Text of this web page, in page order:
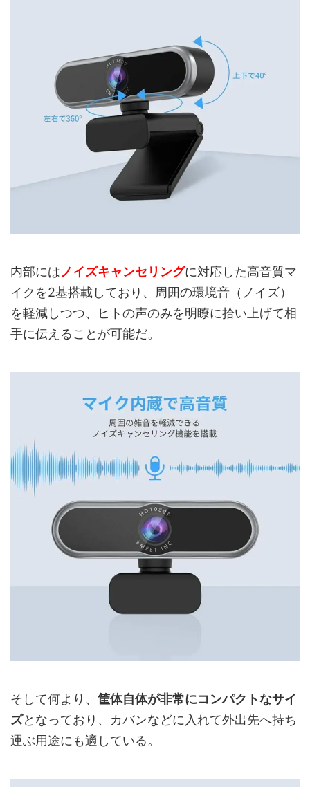
内部には ノイズキャンセリングに対応した高音質マ
イクを2基搭載しており、周囲の環境音（ノイズ）
を軽減しつつ、ヒトの声のみを明瞭に拾い上げて相
手に伝えることが可能だ。
そして何より、 筐体自体が非常にコンパクトなサイ
ズとなっており、カバンなどに入れて外出先へ持ち
運ぶ用途にも適している。